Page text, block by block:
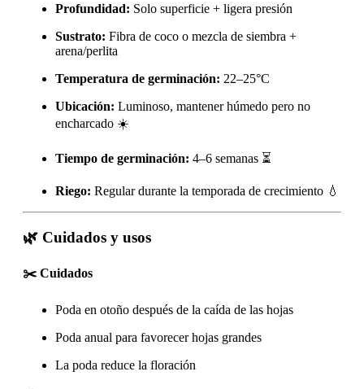
Profundidad: Solo superficie + ligera presión
Sustrato: Fibra de coco o mezcla de siembra +
arena/perlita
Temperatura de germinación: 22–25°C
Ubicación: Luminoso, mantener húmedo pero no
encharcado ☀️
Tiempo de germinación: 4–6 semanas ⏳
Riego: Regular durante la temporada de crecimiento 💧
🌿 Cuidados y usos
✂️ Cuidados
Poda en otoño después de la caída de las hojas
Poda anual para favorecer hojas grandes
La poda reduce la floración